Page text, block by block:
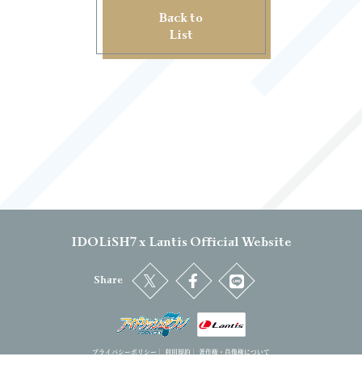
Back to
List
IDOLiSH7 x Lantis Official Website
Share
プライバシーポリシー 利用規約 著作権・肖像権について